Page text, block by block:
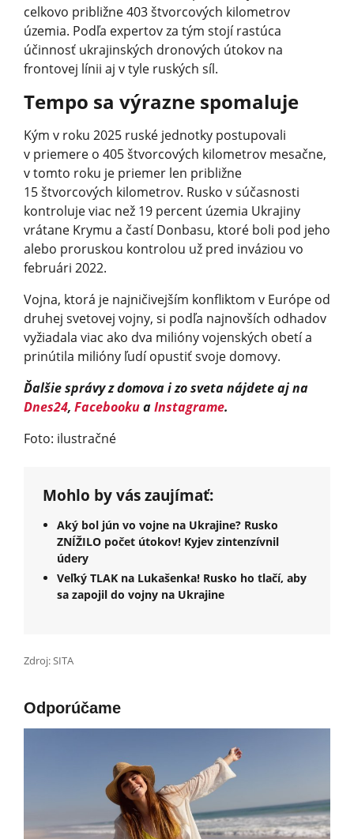
celkovo približne 403 štvorcových kilometrov
územia. Podľa expertov za tým stojí rastúca
účinnosť ukrajinských dronových útokov na
frontovej línii aj v tyle ruských síl.
Tempo sa výrazne spomaluje
Kým v roku 2025 ruské jednotky postupovali
v priemere o 405 štvorcových kilometrov mesačne,
v tomto roku je priemer len približne
15 štvorcových kilometrov. Rusko v súčasnosti
kontroluje viac než 19 percent územia Ukrajiny
vrátane Krymu a častí Donbasu, ktoré boli pod jeho
alebo proruskou kontrolou už pred inváziou vo
februári 2022.
Vojna, ktorá je najničivejším konfliktom v Európe od
druhej svetovej vojny, si podľa najnovších odhadov
vyžiadala viac ako dva milióny vojenských obetí a
prinútila milióny ľudí opustiť svoje domovy.
Ďalšie správy z domova i zo sveta nájdete aj na
Dnes24, FacebookuaInstagrame.
Foto: ilustračné
Mohlo by vás zaujímať:
Aký bol jún vo vojne na Ukrajine? Rusko
ZNÍŽILO počet útokov! Kyjev zintenzívnil
údery
Veľký TLAK na Lukašenka! Rusko ho tlačí, aby
sa zapojil do vojny na Ukrajine
Zdroj: SITA
Odporúčame